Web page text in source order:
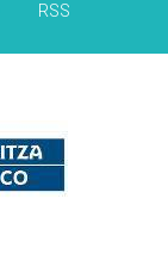
RSS